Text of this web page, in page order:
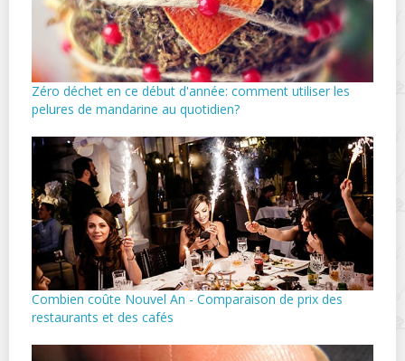
Zéro déchet en ce début d'année: comment utiliser les
pelures de mandarine au quotidien?
Combien coûte Nouvel An - Comparaison de prix des
restaurants et des cafés